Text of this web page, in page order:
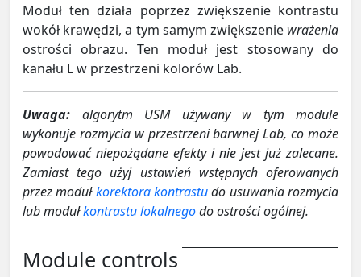
Moduł ten działa poprzez zwiększenie kontrastu
wokół krawędzi, a tym samym zwiększenie wrażenia
ostrości obrazu. Ten moduł jest stosowany do
kanału L w przestrzeni kolorów Lab.
Uwaga: algorytm USM używany w tym module
wykonuje rozmycia w przestrzeni barwnej Lab, co może
powodować niepożądane efekty i nie jest już zalecane.
Zamiast tego użyj ustawień wstępnych oferowanych
przez modułkorektora kontrastudo usuwania rozmycia
lub modułkontrastu lokalnegodo ostrości ogólnej.
Module controls